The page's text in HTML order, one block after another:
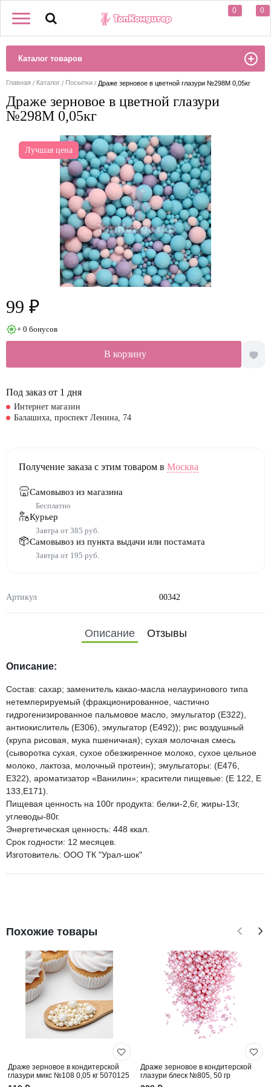
0 0
Каталог товаров
Главная Каталог Посыпки Драже зерновое в цветной глазури №298М 0,05кг
Драже зерновое в цветной глазури
№298М 0,05кг
Лучшая цена
Артикул 00342
99 ₽
+ 0 бонусов
В корзину
Под заказ от 1 дня
Интернет магазин
Балашиха, проспект Ленина, 74
Получение заказа с этим товаром в Москва
Самовывоз из магазина
Бесплатно
Курьер
Завтра от 385 руб.
Самовывоз из пункта выдачи или постамата
Завтра от 195 руб.
Описание Отзывы
Описание:
Состав: сахар; заменитель какао-масла нелауринового типа
нетемперируемый (фракционированное, частично
гидрогенизированное пальмовое масло, эмульгатор (Е322),
антиокислитель (Е306), эмульгатор (Е492)); рис воздушный
(крупа рисовая, мука пшеничная); сухая молочная смесь
(сыворотка сухая, сухое обезжиренное молоко, сухое цельное
молоко, лактоза, молочный протеин); эмульгаторы: (Е476,
Е322), ароматизатор «Ванилин»; красители пищевые: (Е 122, Е
133,Е171).
Пищевая ценность на 100г продукта: белки-2,6г, жиры-13г,
углеводы-80г.
Энергетическая ценность: 448 ккал.
Срок годности: 12 месяцев.
Изготовитель: ООО ТК "Урал-шок"
Похожие товары
Драже зерновое в кондитерской
глазури микс №108 0,05 кг 5070125
Драже зерновое в кондитерской
глазури блеск №805, 50 гр